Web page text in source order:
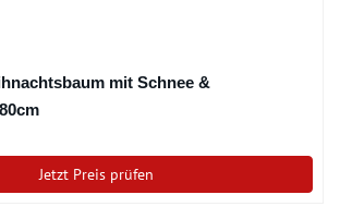
mit Schnee &
Jetzt Preis prüfen